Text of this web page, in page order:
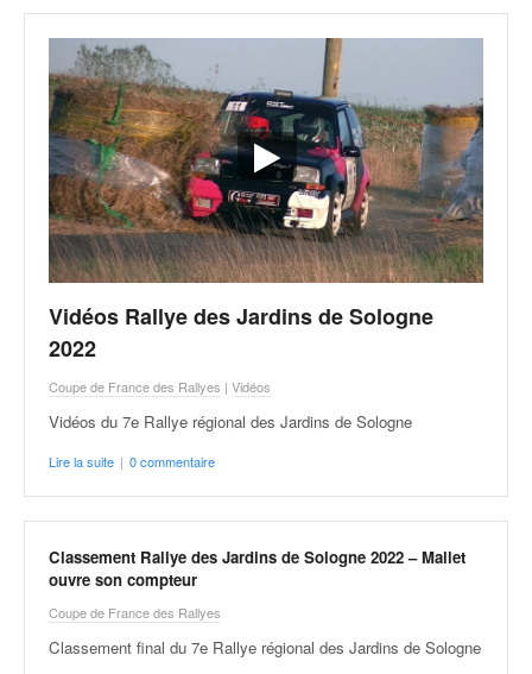
Vidéos Rallye des Jardins de Sologne
2022
Coupe de France des Rallyes | Vidéos
Vidéos du 7e Rallye régional des Jardins de Sologne
Lire la suite | 0 commentaire
Classement Rallye des Jardins de Sologne 2022 – Mallet
ouvre son compteur
Coupe de France des Rallyes
Classement final du 7e Rallye régional des Jardins de Sologne